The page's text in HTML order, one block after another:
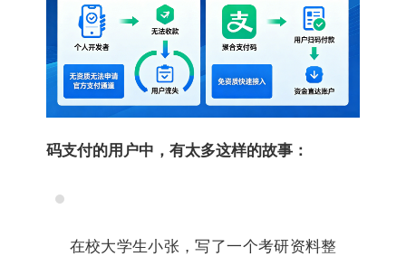
码支付的用户中，有太多这样的故事：
在校大学生小张，写了一个考研资料整